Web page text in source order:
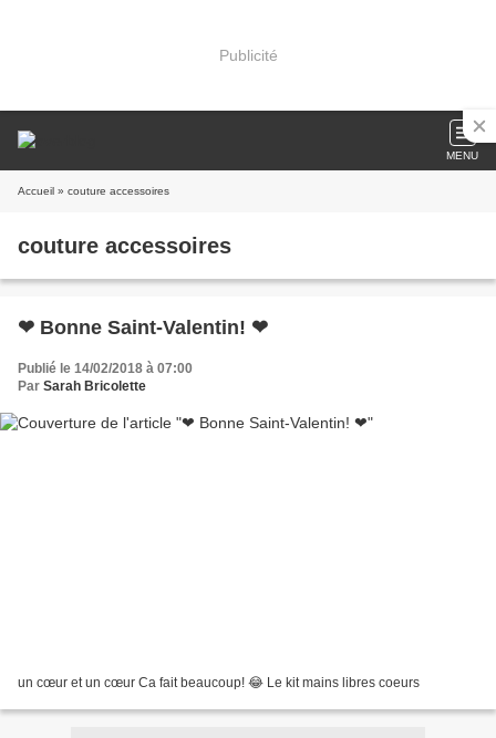
Publicité
MENU
Accueil » couture accessoires
couture accessoires
❤ Bonne Saint-Valentin! ❤
Publié le 14/02/2018 à 07:00
Par Sarah Bricolette
un cœur et un cœur Ca fait beaucoup! 😂 Le kit mains libres coeurs